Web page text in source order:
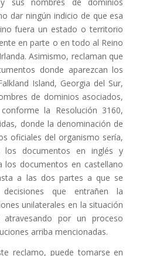
dar ningún indicio de que esa
fuera un estado o territorio
en parte o en todo al Reino
Asimismo, reclaman que
donde aparezcan los
Island, Georgia del Sur,
de dominios asociados,
la Resolución 3160,
donde la denominación de
oficiales del organismo sería,
los documentos en inglés y
los documentos en castellano
a las dos partes a que se
que entrañen la
unilaterales en la situación
por un proceso
arriba mencionadas.
reclamo, puede tomarse en